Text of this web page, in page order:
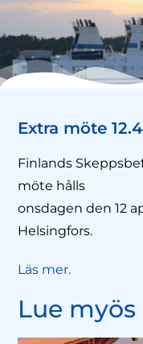
Extra möte
Finlands
möte hålls
onsdagen den 12
Helsingfors.
Läs mer.
Lue myös